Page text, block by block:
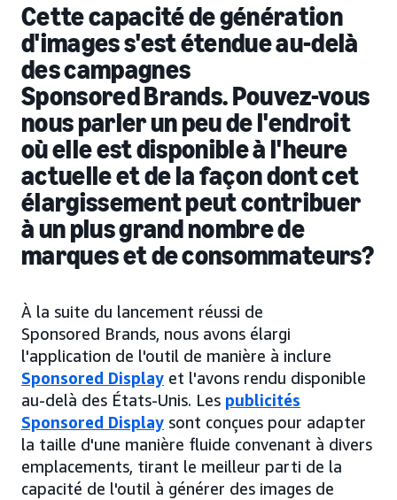
Cette capacité de génération
d'images s'est étendue au-delà
des campagnes
Sponsored Brands. Pouvez-vous
nous parler un peu de l'endroit
où elle est disponible à l'heure
actuelle et de la façon dont cet
élargissement peut contribuer
à un plus grand nombre de
marques et de consommateurs?
À la suite du lancement réussi de
Sponsored Brands, nous avons élargi
l'application de l'outil de manière à inclure
Sponsored Display et l'avons rendu disponible
au-delà des États-Unis. Les publicités
Sponsored Display sont conçues pour adapter
la taille d'une manière fluide convenant à divers
emplacements, tirant le meilleur parti de la
capacité de l'outil à générer des images de